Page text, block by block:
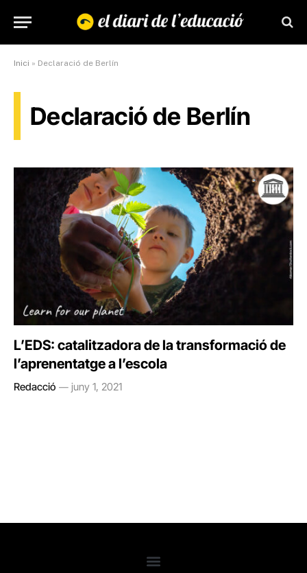
Inici » Declaració de Berlín
Declaració de Berlín
L’EDS: catalitzadora de la transformació de
l’aprenentatge a l’escola
Redacció juny 1, 2021